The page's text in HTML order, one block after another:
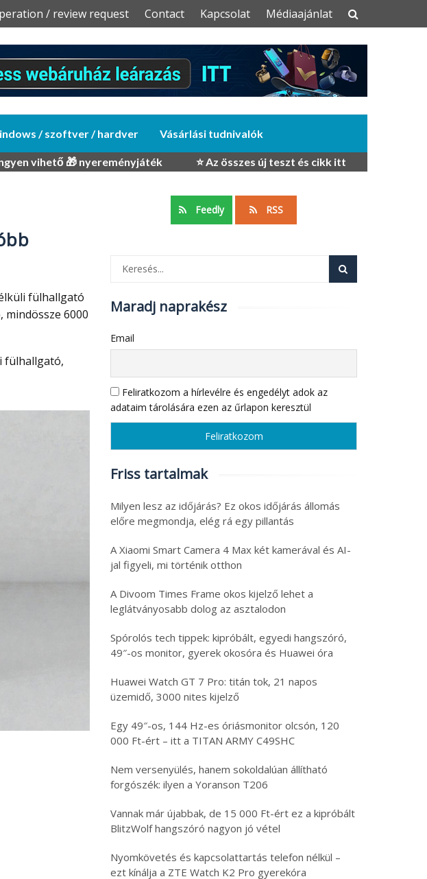
/ review request Contact Kapcsolat Médiaajánlat
/ szoftver / hardver Vásárlási tudnivalók
vihető 🎁 nyereményjáték ⭐ Az összes új teszt és cikk itt
fülhallgató
6000
Feedly RSS
Maradj naprakész
Email
Feliratkozom a hírlevélre és engedélyt adok az
adataim tárolására ezen az űrlapon keresztül
Friss tartalmak
Milyen lesz az időjárás? Ez okos időjárás állomás
előre megmondja, elég rá egy pillantás
A Xiaomi Smart Camera 4 Max két kamerával és AI-
jal figyeli, mi történik otthon
A Divoom Times Frame okos kijelző lehet a
leglátványosabb dolog az asztalodon
Spórolós tech tippek: kipróbált, egyedi hangszóró,
49″-os monitor, gyerek okosóra és Huawei óra
Huawei Watch GT 7 Pro: titán tok, 21 napos
üzemidő, 3000 nites kijelző
Egy 49″-os, 144 Hz-es óriásmonitor olcsón, 120
000 Ft-ért – itt a TITAN ARMY C49SHC
Nem versenyülés, hanem sokoldalúan állítható
forgószék: ilyen a Yoranson T206
Vannak már újabbak, de 15 000 Ft-ért ez a kipróbált
BlitzWolf hangszóró nagyon jó vétel
Nyomkövetés és kapcsolattartás telefon nélkül –
ezt kínálja a ZTE Watch K2 Pro gyerekóra